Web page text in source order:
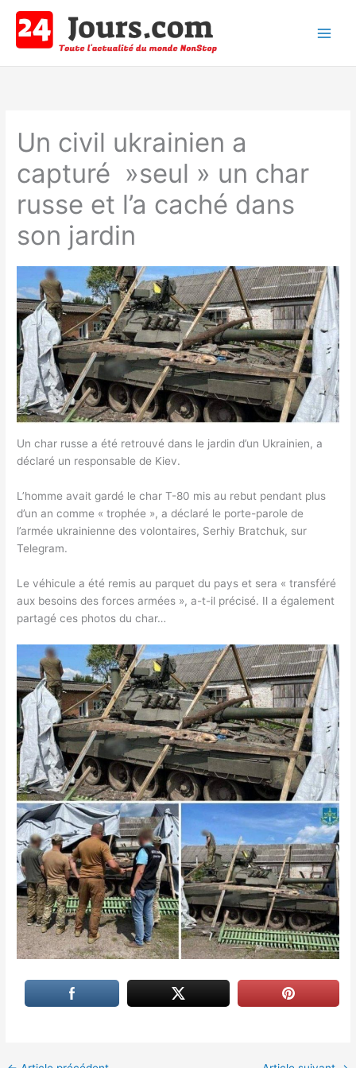
contenu
Un civil ukrainien a
capturé »seul » un char
russe et l’a caché dans
son jardin
Un char russe a été retrouvé dans le jardin d’un Ukrainien, a
déclaré un responsable de Kiev.
L’homme avait gardé le char T-80 mis au rebut pendant plus
d’un an comme « trophée », a déclaré le porte-parole de
l’armée ukrainienne des volontaires, Serhiy Bratchuk, sur
Telegram.
Le véhicule a été remis au parquet du pays et sera « transféré
aux besoins des forces armées », a-t-il précisé. Il a également
partagé ces photos du char…